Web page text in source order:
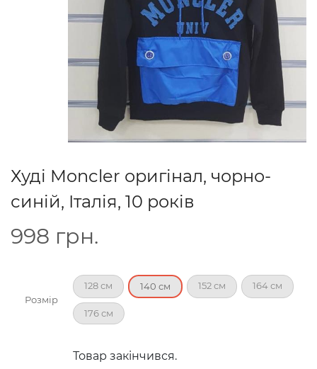
Худі Moncler оригінал, чорно-
синій, Італія, 10 років
998 грн.
Розмір
128 см 140 см 152 см 164 см
176 см
Товар закінчився.